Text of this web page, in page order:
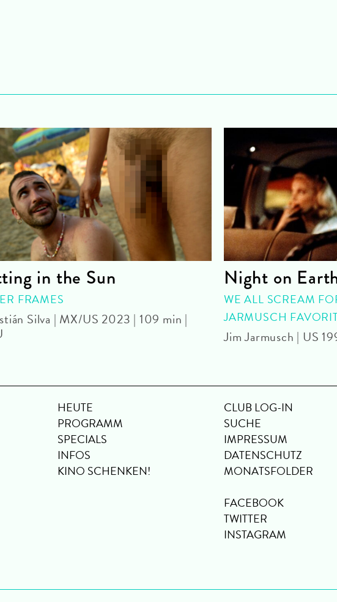
in the Sun
FRAMES
Silva | MX/US 2023 | 109 min |
Night on
WE ALL SCREAM
JARMUSCH
Jim Jarmusch | US
HEUTE
PROGRAMM
SPECIALS
INFOS
KINO SCHENKEN!
CLUB LOG-IN
SUCHE
IMPRESSUM
DATENSCHUTZ
MONATSFOLDER
FACEBOOK
TWITTER
INSTAGRAM